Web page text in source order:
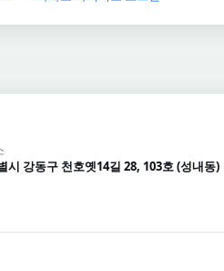
시 강동구 천호옛14길 28, 103호 (성내동)